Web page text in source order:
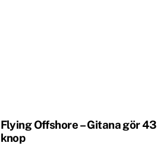
Flying Offshore – Gitana gör 43
knop